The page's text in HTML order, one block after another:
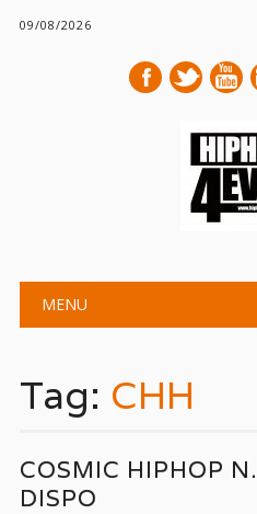
09/08/2026
Main menu
MENU
Tag: CHH
COSMIC HIPHOP
DISPO